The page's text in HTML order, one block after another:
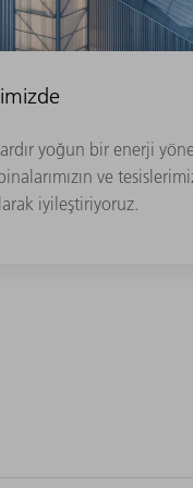
yoğun bir enerji
ve
iyileştiriyoruz.